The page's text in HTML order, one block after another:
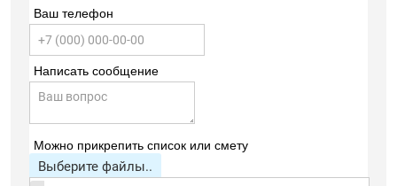
Ваш телефон
Написать сообщение
Можно прикрепить список или смету
Выберите файлы..